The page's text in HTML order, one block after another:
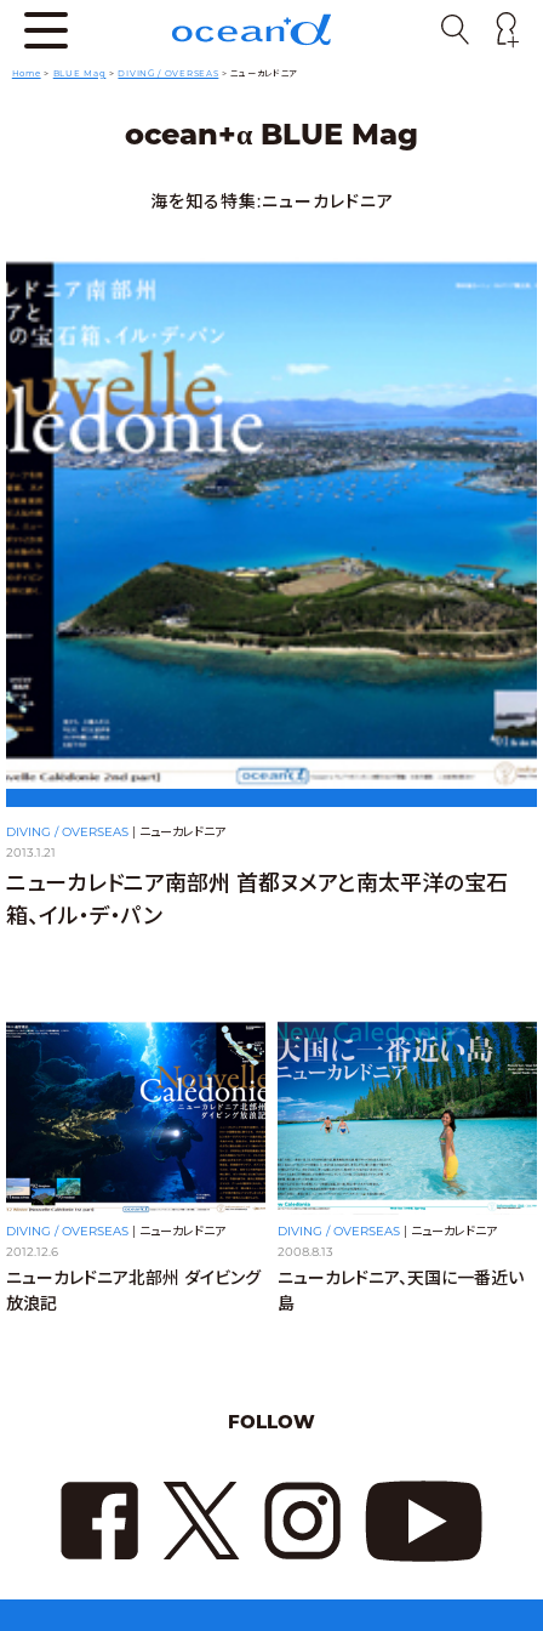
Home > BLUE Mag >DIVING / OVERSEAS >ニューカレドニア
ocean+α BLUE Mag
海を知る特集:ニューカレドニア
DIVING / OVERSEAS | ニューカレドニア
2013.1.21
ニューカレドニア南部州 首都ヌメアと南太平洋の宝石
箱、イル・デ・パン
DIVING / OVERSEAS
ニューカレドニア
2012.12.6
ニューカレドニア北部州 ダイビング
放浪記
DIVING / OVERSEAS
ニューカレドニア
2008.8.13
ニューカレドニア、天国に一番近い
島
FOLLOW